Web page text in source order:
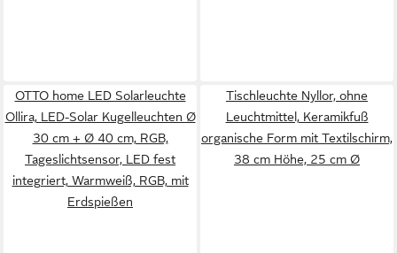
OTTO home LED Solarleuchte
Ollira, LED-Solar Kugelleuchten Ø
30 cm + Ø 40 cm, RGB,
Tageslichtsensor, LED fest
integriert, Warmweiß, RGB, mit
Erdspießen
Tischleuchte Nyllor, ohne
Leuchtmittel, Keramikfuß
organische Form mit Textilschirm,
38 cm Höhe, 25 cm Ø